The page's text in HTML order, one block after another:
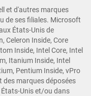
et d'autres marques
de ses filiales. Microsoft
États-Unis de
Celeron Inside, Core
Inside, Intel Core, Intel
Itanium Inside, Intel
Pentium Inside, vPro
des marques déposées
Unis et/ou dans